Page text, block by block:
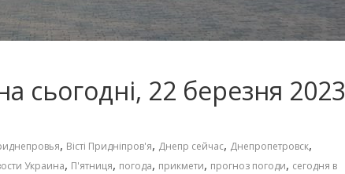
сьогодні, 22 березня 2023
, Вісті Придніпров'я, Днепр сейчас, Днепропетровск,
Украина, П'ятниця, погода, прикмети, прогноз погоди, сегодня в